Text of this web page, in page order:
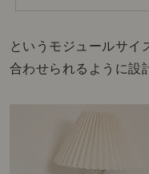
というモジュールサイ
合わせられるように設